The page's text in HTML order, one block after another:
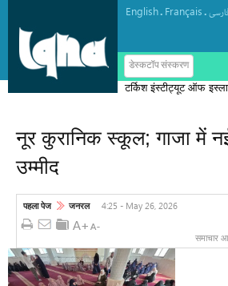
English. Français.
डेस्कटॉप संस्करण
टर्किश इंस्टीट्यूट ऑफ
नूर कुरानिक स्कूल; गाजा में
उम्मीद
पहला पेज जनरल 4:25 - May 26, 2026
समाचार